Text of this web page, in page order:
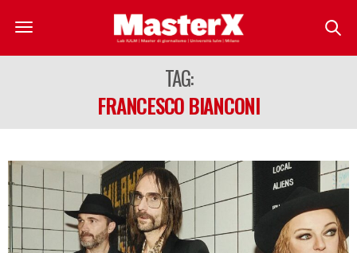
TAG:
FRANCESCO BIANCONI